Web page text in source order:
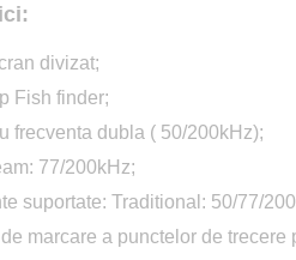
divizat;
Fish finder;
frecventa dubla ( 50/200kHz);
77/200kHz;
suportate: Traditional: 50/77/
marcare a punctelor de trecere